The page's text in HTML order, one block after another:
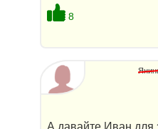
8
А давайте Иван для